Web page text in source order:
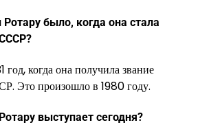
было, когда она стала
когда она получила звание
Это произошло в 1980 году.
выступает сегодня?